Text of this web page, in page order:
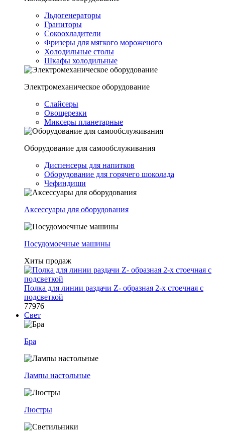
Льдогенераторы
Граниторы
Сокоохладители
Фризеры для мягкого мороженого
Холодильные столы
Шкафы холодильные
Электромеханическое оборудование
Слайсеры
Овощерезки
Миксеры планетарные
Оборудование для самообслуживания
Диспенсеры для напитков
Оборудование для горячего шоколада
Чефиндиши
Аксессуары для оборудования
Посудомоечные машины
Хиты продаж
Полка для линии раздачи Z- образная 2-х стоечная с
подсветкой
77976
Свет
Бра
Лампы настольные
Люстры